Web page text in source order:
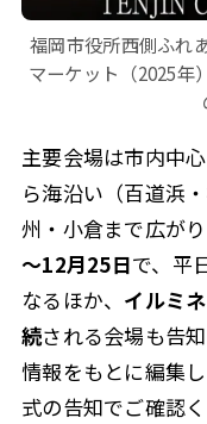
福岡市役所西側ふれ
マーケット（2025年
主要会場は市内中
ら海沿い（百道浜
州・小倉まで広が
～12月25日で、 平
なる ほか、 イルミ
続される会場も告
情報をもとに編集
式の告知でご確認く